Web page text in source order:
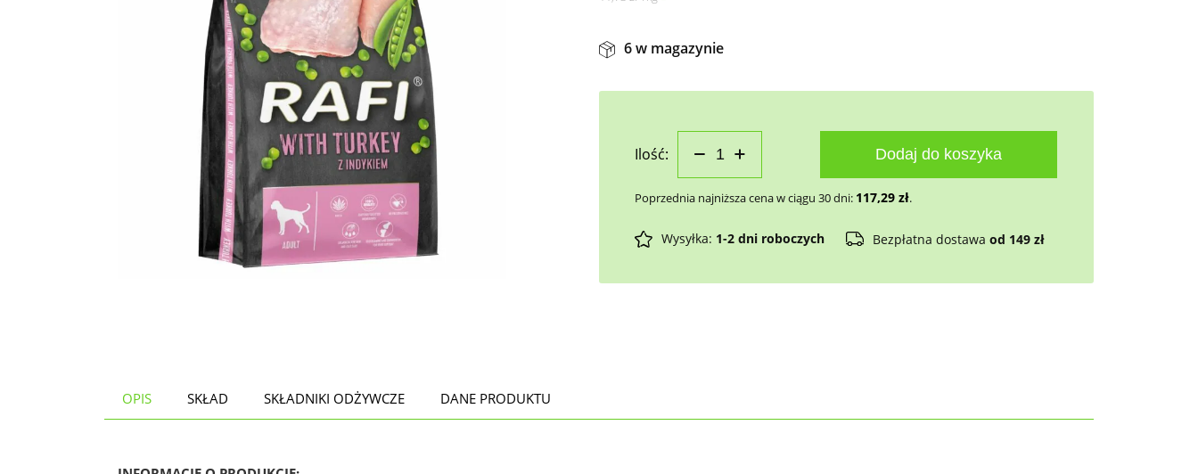
6 w magazynie
Ilość: Dodaj do koszyka
Poprzednia najniższa cena w ciągu 30 dni: 117,29 zł.
Wysyłka: 1-2 dni roboczych Bezpłatna dostawa od 149 zł
OPIS SKŁAD SKŁADNIKI ODŻYWCZE DANE PRODUKTU